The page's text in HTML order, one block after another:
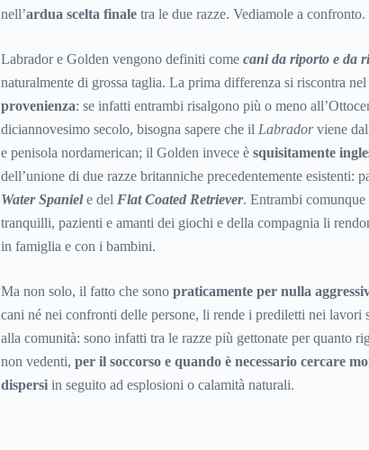
nell’ardua scelta finale tra le due razze. Vediamole a confronto.
Labrador e Golden vengono definiti come cani da riporto e da
naturalmente di grossa taglia. La prima differenza si riscontra nel
provenienza: se infatti entrambi risalgono più o meno
diciannovesimo secolo, bisogna sapere che il Labradorviene
e penisola nordamerican; il Golden invece è squisitamente
dell’unione di due razze britanniche precedentemente esistenti:
Water Spaniele del Flat Coated Retriever. Entrambi
tranquilli, pazienti e amanti dei giochi e della compagnia li
in famiglia e con i bambini.
Ma non solo, il fatto che sono praticamente per nulla
cani né nei confronti delle persone, li rende i prediletti nei lavori
alla comunità: sono infatti tra le razze più gettonate per quanto
non vedenti, per il soccorso e quando è necessario cercare
dispersi in seguito ad esplosioni o calamità naturali.